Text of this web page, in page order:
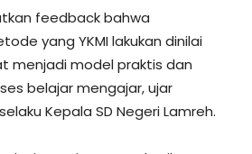
feedback bahwa
yang YKMI lakukan dinilai
menjadi model praktis dan
belajar mengajar, ujar
Kepala SD Negeri Lamreh.